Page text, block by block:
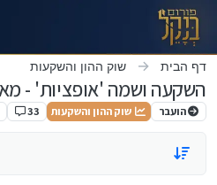
דילוג לתוכן
דף הבית שוק ההון והשקעות
השקעה ושמה 'אופציות' -
הועבר שוק ההון והשקעות 33